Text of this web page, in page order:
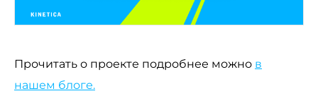
Прочитать о проекте подробнее можно в
нашем блоге.